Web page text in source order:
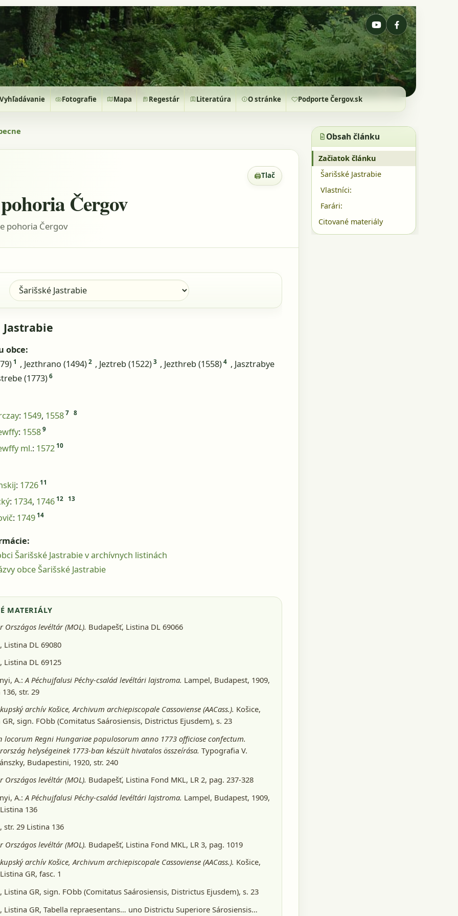
Fotografie Mapa Regestár Literatúra O stránke Podporte Čergov.sk
🖨Tlač
Zobrazenie pre tlač
Čergov
pohoria Čergov
Jastrabie
obce:
1 , Jezthrano (1494)2 , Jeztreb (1522)3 , Jezthreb (1558)4 , Jasztrabye
(1773)6
: 1549, 15587 8
: 15589
ml.: 157210
: 172611
: 1734, 174612 13
: 174914
Šarišské Jastrabie v archívnych listinách
obce Šarišské Jastrabie
MATERIÁLY
Országos levéltár (MOL). Budapešť, Listina DL 69066
Listina DL 69080
Listina DL 69125
A.: A Péchujfalusi Péchy-család levéltári lajstroma. Lampel, Budapest, 1909,
str. 29
archív Košice, Archivum archiepiscopale Cassoviense (AACass.). Košice,
sign. FObb (Comitatus Saárosiensis, Districtus Ejusdem), s. 23
locorum Regni Hungariae populosorum anno 1773 officiose confectum.
helységeinek 1773-ban készült hivatalos összeírása. Typografia V.
Budapestini, 1920, str. 240
Országos levéltár (MOL). Budapešť, Listina Fond MKL, LR 2, pag. 237-328
A.: A Péchujfalusi Péchy-család levéltári lajstroma. Lampel, Budapest, 1909,
136
str. 29 Listina 136
Országos levéltár (MOL). Budapešť, Listina Fond MKL, LR 3, pag. 1019
archív Košice, Archivum archiepiscopale Cassoviense (AACass.). Košice,
GR, fasc. 1
Listina GR, sign. FObb (Comitatus Saárosiensis, Districtus Ejusdem), s. 23
Listina GR, Tabella repraesentans… uno Districtu Superiore Sárosiensis…
Obsah článku
Začiatok článku
Šarišské Jastrabie
Vlastníci:
Farári:
Citované materiály